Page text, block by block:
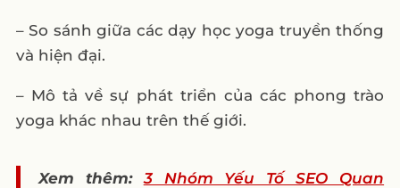
– So sánh giữa các dạy học yoga truyền thống
và hiện đại.
– Mô tả về sự phát triển của các phong trào
yoga khác nhau trên thế giới.
Xem thêm:3 Nhóm Yếu Tố SEO Quan